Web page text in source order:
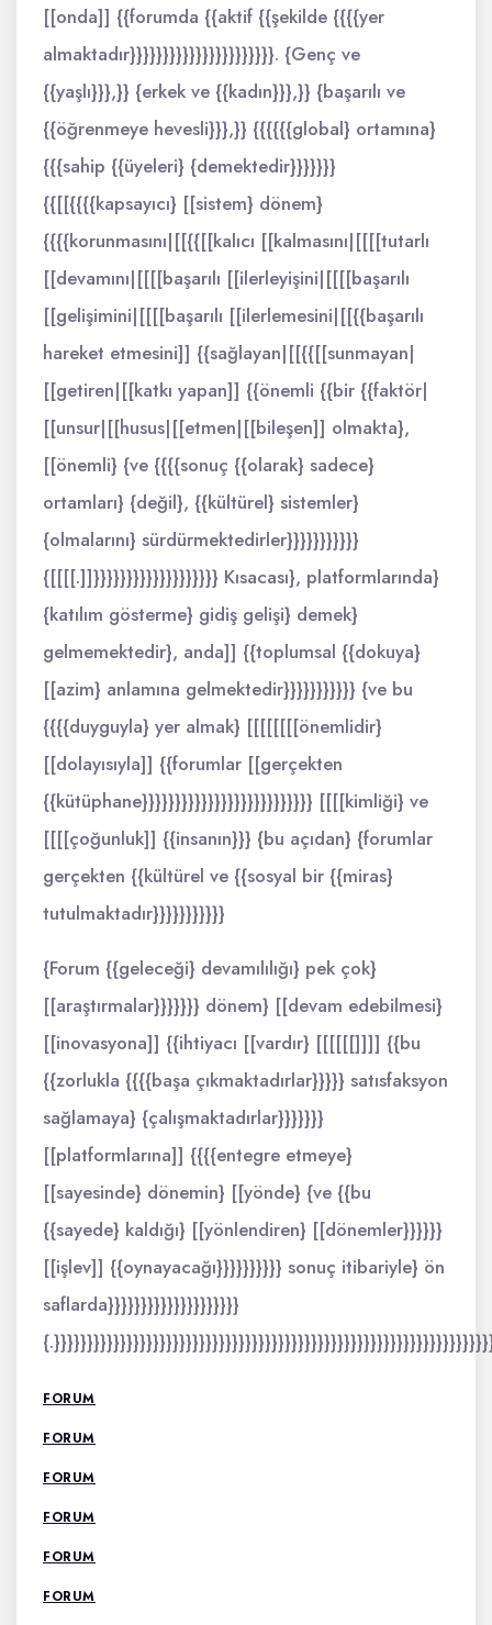
[[onda]] {{forumda {{aktif {{şekilde {{{{yer
almaktadır}}}}}}}}}}}}}}}}}}}}}}. {Genç ve
{{yaşlı}}},}} {erkek ve {{kadın}}},}} {başarılı ve
{{öğrenmeye hevesli}}},}} {{{{{{global} ortamına}
{{{sahip {{üyeleri} {demektedir}}}}}}}
{{[[{{{{kapsayıcı} [[sistem} dönem}
{{{{korunmasını|[[{{[[kalıcı [[kalmasını|[[[[tutarlı
[[devamını|[[[[başarılı [[ilerleyişini|[[[[başarılı
[[gelişimini|[[[[başarılı [[ilerlemesini|[[{{başarılı
hareket etmesini]] {{sağlayan|[[{{[[sunmayan|
[[getiren|[[katkı yapan]] {{önemli {{bir {{faktör|
[[unsur|[[husus|[[etmen|[[bileşen]] olmakta},
[[önemli} {ve {{{{sonuç {{olarak} sadece}
ortamları} {değil}, {{kültürel} sistemler}
{olmalarını} sürdürmektedirler}}}}}}}}}}}
{[[[[.]]}}}}}}}}}}}}}}}}}}} Kısacası}, platformlarında}
{katılım gösterme} gidiş gelişi} demek}
gelmemektedir}, anda]] {{toplumsal {{dokuya}
[[azim} anlamına gelmektedir}}}}}}}}}}} {ve bu
{{{{duyguyla} yer almak} [[[[[[[[önemlidir}
[[dolayısıyla]] {{forumlar [[gerçekten
{{kütüphane}}}}}}}}}}}}}}}}}}}}}}}}}} [[[[kimliği} ve
[[[[çoğunluk]] {{insanın}}} {bu açıdan} {forumlar
gerçekten {{kültürel ve {{sosyal bir {{miras}
tutulmaktadır}}}}}}}}}}}
{Forum {{geleceği} devamılılığı} pek çok}
[[araştırmalar}}}}}}} dönem} [[devam edebilmesi}
[[inovasyona]] {{ihtiyacı [[vardır} [[[[[[]]]] {{bu
{{zorlukla {{{{başa çıkmaktadırlar}}}}} satısfaksyon
sağlamaya} {çalışmaktadırlar}}}}}}}
[[platformlarına]] {{{{entegre etmeye}
[[sayesinde} dönemin} [[yönde} {ve {{bu
{{sayede} kaldığı} [[yönlendiren} [[dönemler}}}}}}
[[işlev]] {{oynayacağı}}}}}}}}}} sonuç itibariyle} ön
saflarda}}}}}}}}}}}}}}}}}}}}
FORUM
FORUM
FORUM
FORUM
FORUM
FORUM